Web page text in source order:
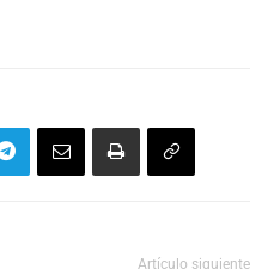
Artículo siguiente